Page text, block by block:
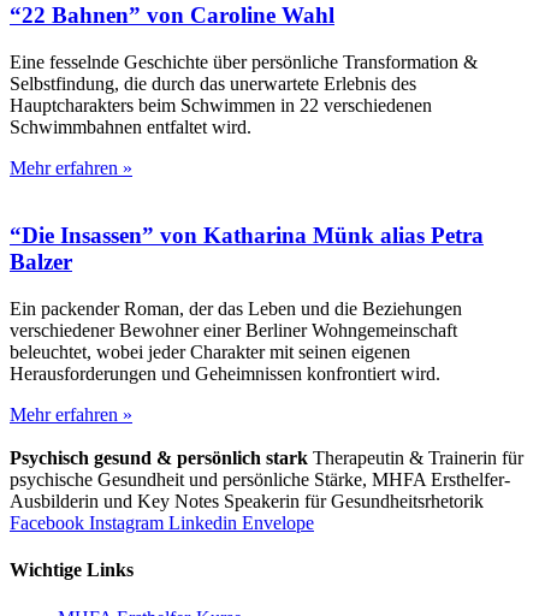
“22 Bahnen” von Caroline Wahl
Eine fesselnde Geschichte über persönliche Transformation &
Selbstfindung, die durch das unerwartete Erlebnis des
Hauptcharakters beim Schwimmen in 22 verschiedenen
Schwimmbahnen entfaltet wird.
Mehr erfahren »
“Die Insassen” von Katharina Münk alias Petra
Balzer
Ein packender Roman, der das Leben und die Beziehungen
verschiedener Bewohner einer Berliner Wohngemeinschaft
beleuchtet, wobei jeder Charakter mit seinen eigenen
Herausforderungen und Geheimnissen konfrontiert wird.
Mehr erfahren »
Psychisch gesund & persönlich stark Therapeutin & Trainerin für
psychische Gesundheit und persönliche Stärke, MHFA Ersthelfer-
Aus­bild­er­in und Key Notes Speakerin für Gesundheits­rhetorik
Facebook Instagram Linkedin Envelope
Wichtige Links